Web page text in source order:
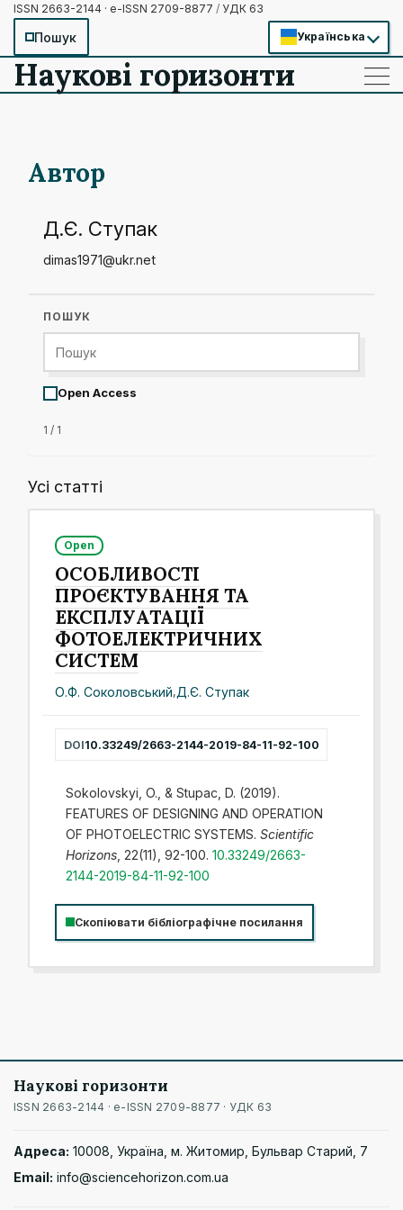
ISSN 2663-2144 · e-ISSN 2709-8877 / УДК 63
Пошук Українська
Наукові горизонти ——
——
——
Автор
Д.Є. Ступак
dimas1971@ukr.net
ПОШУК
Open Access
1 / 1
Усі статті
Open
ОСОБЛИВОСТІ
ПРОЄКТУВАННЯ ТА
ЕКСПЛУАТАЦІЇ
ФОТОЕЛЕКТРИЧНИХ
СИСТЕМ
О.Ф. Соколовський,Д.Є. Ступак
DOI10.33249/2663-2144-2019-84-11-92-100
Sokolovskyi, O., & Stupac, D. (2019).
FEATURES OF DESIGNING AND OPERATION
OF PHOTOELECTRIC SYSTEMS. Scientific
Horizons, 22(11), 92-100. 10.33249/2663-
2144-2019-84-11-92-100
Скопіювати бібліографічне посилання
Наукові горизонти
ISSN 2663-2144 · e-ISSN 2709-8877 · УДК 63
Адреса: 10008, Україна, м. Житомир, Бульвар Старий, 7
Email: info@sciencehorizon.com.ua